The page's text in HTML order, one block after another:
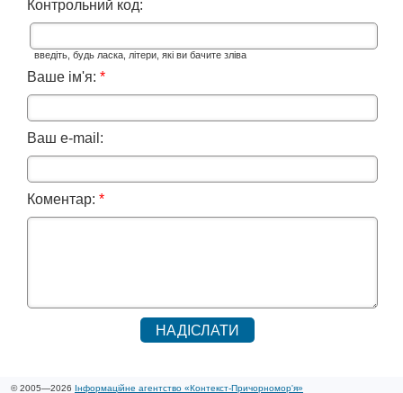
Контрольний код:
введіть, будь ласка, літери, які ви бачите зліва
Ваше ім'я: *
Ваш e-mail:
Коментар: *
© 2005—2026 Інформаційне агентство «Контекст-Причорномор'я»